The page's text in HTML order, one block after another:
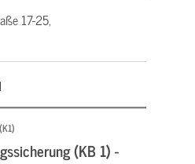
17-25,
(KB 1) -